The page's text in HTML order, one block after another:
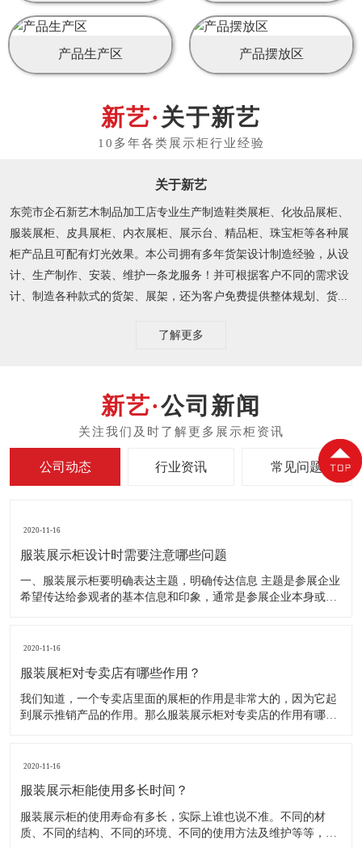
产品生产区 产品摆放区
关于新艺
关于新艺
东莞市企石新艺木制品加工店专业生产制造鞋类展柜、化妆品展柜、
服装展柜、皮具展柜、内衣展柜、展示台、精品柜、珠宝柜等各种展
柜产品且可配有灯光效果。本公司拥有多年货架设计制造经验，从设
计、生产制作、安装、维护一条龙服务！并可根据客户不同的需求设
计、制造各种款式的货架、展架，还为客户免费提供整体规划、货...
了解更多
公司新闻
公司动态 行业资讯 常见问题
2020-11-16
服装展示柜设计时需要注意哪些问题
一、服装展示柜要明确表达主题，明确传达信息 主题是参展企业
希望传达给参观者的基本信息和印象，通常是参展企业本身或产
2020-11-16
服装展柜对专卖店有哪些作用？
我们知道，一个专卖店里面的展柜的作用是非常大的，因为它起
到展示推销产品的作用。那么服装展示柜对专卖店的作用有哪些
陈列展示商品。把商品的风采展现在消费者面前，使消费者对商
2020-11-16
服装展示柜能使用多长时间？
服装展示柜的使用寿命有多长，实际上谁也说不准。不同的材
质、不同的结构、不同的环境、不同的使用方法及维护等等，都